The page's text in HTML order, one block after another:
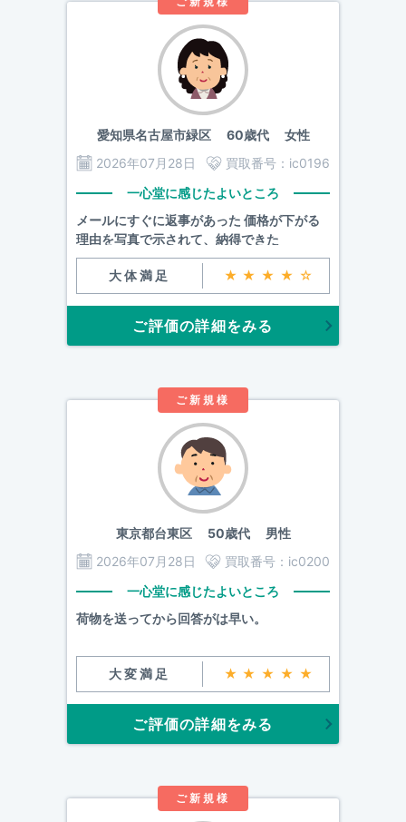
愛知県名古屋市緑区60歳代 女性
2026年07月28日
買取番号： ic0196
一心堂に感じたよいところ
メールにすぐに返事があった 価格が下がる
理由を写真で示されて、納得できた
大体満足 ★★★★☆
ご評価の詳細をみる
ご新規様
東京都台東区50歳代 男性
2026年07月28日
買取番号： ic0200
一心堂に感じたよいところ
荷物を送ってから回答がは早い。
大変満足 ★★★★★
ご評価の詳細をみる
ご新規様